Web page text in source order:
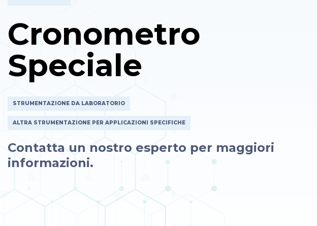
Cronometro
Speciale
STRUMENTAZIONE DA LABORATORIO
ALTRA STRUMENTAZIONE PER APPLICAZIONI SPECIFICHE
Contatta un nostro esperto per maggiori
informazioni.